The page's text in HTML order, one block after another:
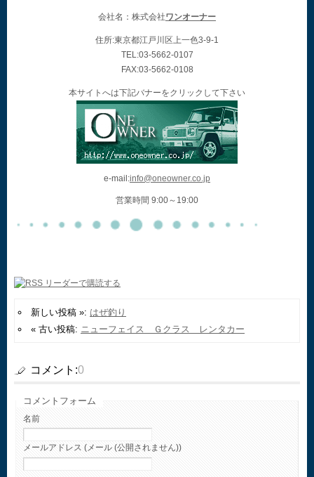
会社名：株式会社ワンオーナー
住所:東京都江戸川区上一色3-9-1
TEL:03-5662-0107
FAX:03-5662-0108
本サイトへは下記バナーをクリックして下さい
e-mail:info@oneowner.co.jp
営業時間 9:00～19:00
新しい投稿 »: はぜ釣り
« 古い投稿: ニューフェイス Ｇクラス レンタカー
コメント:0
コメントフォーム
名前
メールアドレス (メール (公開されません))